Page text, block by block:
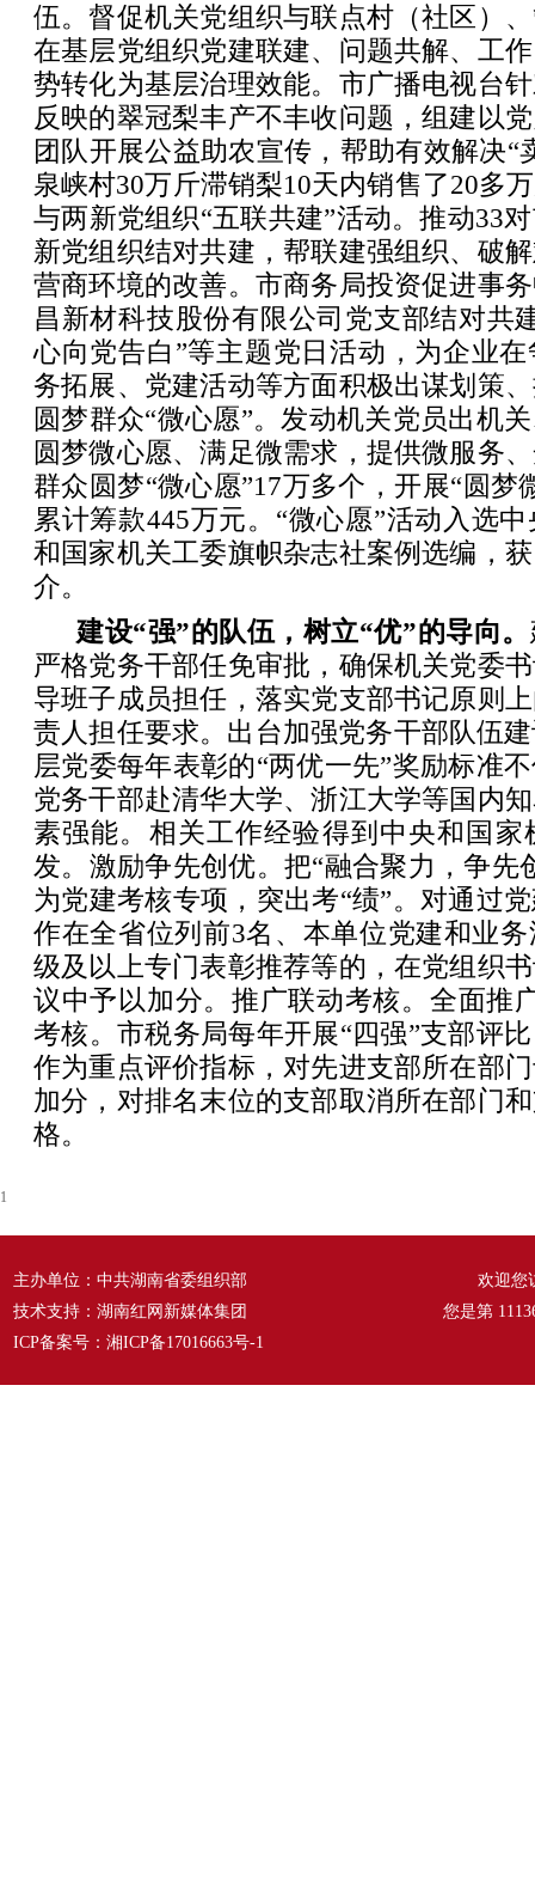
伍。督促机关党组织与联点村（社区）
在基层党组织党建联建、问题共解、工
势转化为基层治理效能。市广播电视台
反映的翠冠梨丰产不丰收问题，组建以
团队开展公益助农宣传，帮助有效解决“
泉峡村30万斤滞销梨10天内销售了20多
与两新党组织“五联共建”活动。推动33
新党组织结对共建，帮联建强组织、破
营商环境的改善。市商务局投资促进事
昌新材科技股份有限公司党支部结对共
心向党告白”等主题党日活动，为企业
务拓展、党建活动等方面积极出谋划策
圆梦群众“微心愿”。发动机关党员出机
圆梦微心愿、满足微需求，提供微服务
群众圆梦“微心愿”17万多个，开展“圆梦
累计筹款445万元。“微心愿”活动入选
和国家机关工委旗帜杂志社案例选编，
介。
建设“强”的队伍，树立“优”的导向。
严格党务干部任免审批，确保机关党委
导班子成员担任，落实党支部书记原则
责人担任要求。出台加强党务干部队伍
层党委每年表彰的“两优一先”奖励标准
党务干部赴清华大学、浙江大学等国内
素强能。相关工作经验得到中央和国家
发。激励争先创优。把“融合聚力，争先
为党建考核专项，突出考“绩”。对通过
作在全省位列前3名、本单位党建和业
级及以上专门表彰推荐等的，在党组织
议中予以加分。推广联动考核。全面推
考核。市税务局每年开展“四强”支部评
作为重点评价指标，对先进支部所在部
加分，对排名末位的支部取消所在部门
格。
1
主办单位：中共湖南省委组织部
技术支持：湖南红网新媒体集团
ICP备案号： 湘ICP备17016663号-1
欢迎您
您是第